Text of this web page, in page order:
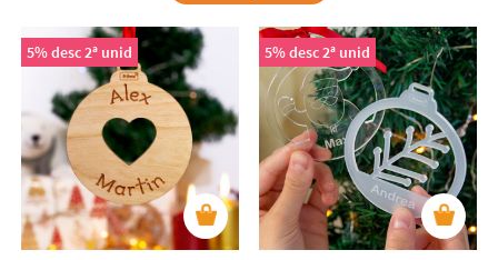
5% desc 2ª unid 5% desc 2ª unid